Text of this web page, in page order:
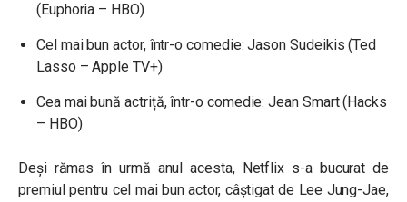
(Euphoria – HBO)
Cel mai bun actor, într-o comedie: Jason Sudeikis (Ted
Lasso – Apple TV+)
Cea mai bună actriță, într-o comedie: Jean Smart (Hacks
– HBO)
Deși rămas în urmă anul acesta, Netflix s-a bucurat de
premiul pentru cel mai bun actor, câștigat de Lee Jung-Jae,